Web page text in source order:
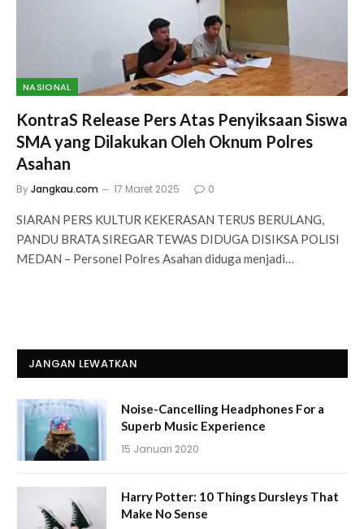
NASIONAL
KontraS Release Pers Atas Penyiksaan Siswa
SMA yang Dilakukan Oleh Oknum Polres
Asahan
ByJangkau.com 17 Maret 2025 0
SIARAN PERS KULTUR KEKERASAN TERUS BERULANG,
PANDU BRATA SIREGAR TEWAS DIDUGA DISIKSA POLISI
MEDAN – Personel Polres Asahan diduga menjadi…
JANGAN LEWATKAN
Noise-Cancelling Headphones For a
Superb Music Experience
15 Januari 2020
Harry Potter: 10 Things Dursleys That
Make No Sense